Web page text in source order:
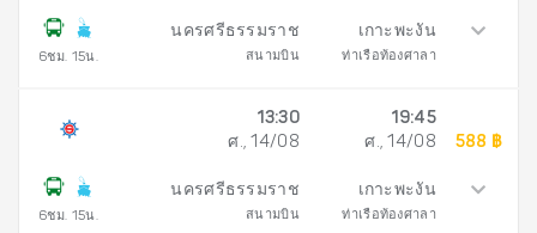
6ชม. 15น.
นครศรีธรรมราช
สนามบิน
เกาะพะงัน
ท่าเรือท้องศาลา
6ชม. 15น.
13:30
ศ., 14/08
นครศรีธรรมราช
สนามบิน
19:45
ศ., 14/08
เกาะพะงัน
ท่าเรือท้องศาลา
588 ฿